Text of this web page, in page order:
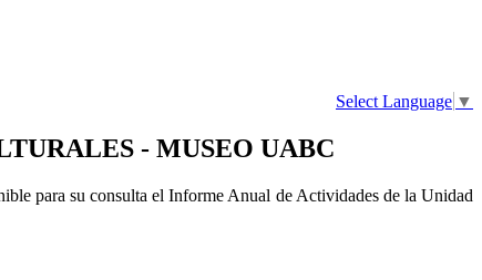
Select Language ▼
- MUSEO UABC
para su consulta el Informe Anual de Actividades de la Unidad